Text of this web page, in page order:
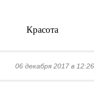
Красота
06 декабря 2017 в 12:26